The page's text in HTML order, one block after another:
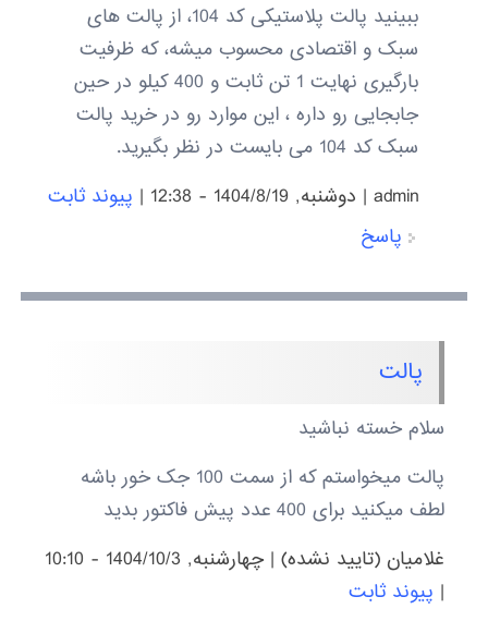
ببینید پالت پلاستیکی کد 104، از پالت های
سبک و اقتصادی محسوب میشه، که ظرفیت
بارگیری نهایت 1 تن ثابت و 400 کیلو در حین
جابجایی رو داره ، این موارد رو در خرید پالت
سبک کد 104 می بایست در نظر بگیرید.
admin
| دوشنبه, 1404/8/19 - 12:38 | پیوند ثابت
پاسخ
پالت
سلام خسته نباشید
پالت میخواستم که از سمت 100 جک خور باشه
لطف میکنید برای 400 عدد پیش فاکتور بدید
غلامیان (تایید نشده)| چهارشنبه, 1404/10/3 - 10:10
| پیوند ثابت